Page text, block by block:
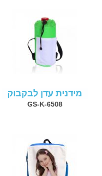
מידנית עדן לבקבוק
GS-K-6508